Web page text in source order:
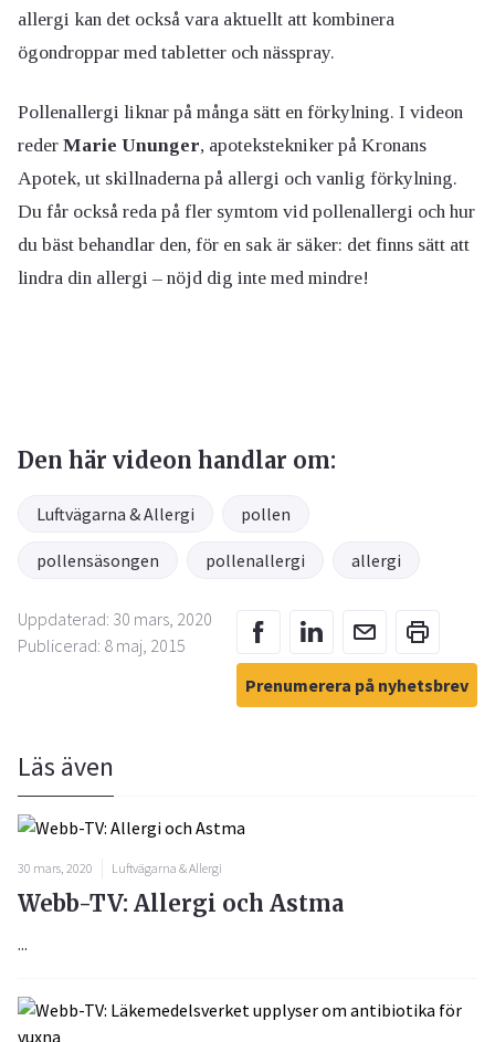
allergi kan det också vara aktuellt att kombinera
ögondroppar med tabletter och nässpray.
Pollenallergi liknar på många sätt en förkylning. I videon
reder Marie Ununger, apotekstekniker på Kronans
Apotek, ut skillnaderna på allergi och vanlig förkylning.
Du får också reda på fler symtom vid pollenallergi och hur
du bäst behandlar den, för en sak är säker: det finns sätt att
lindra din allergi – nöjd dig inte med mindre!
Den här videon handlar om:
Luftvägarna & Allergi pollen
pollensäsongen pollenallergi allergi
Uppdaterad: 30 mars, 2020
Publicerad: 8 maj, 2015
Prenumerera på nyhetsbrev
Läs även
30 mars, 2020 Luftvägarna & Allergi
Webb-TV: Allergi och Astma
...